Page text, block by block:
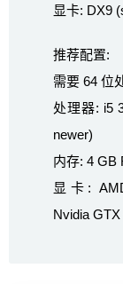
显卡: DX9
推荐配置:
需要 64 位
处理器: i5
newer)
内存: 4 GB
显卡:
Nvidia